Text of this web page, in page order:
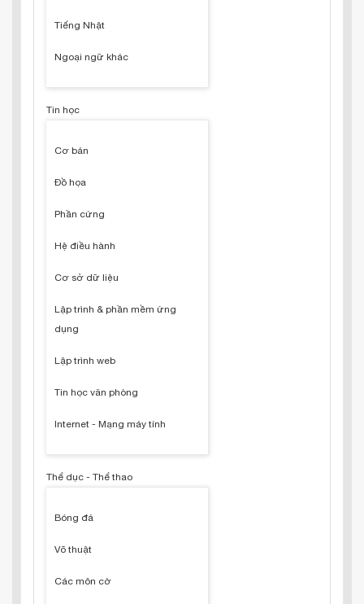
Tiếng Nhật
Ngoại ngữ khác
Tin học
Cơ bản
Đồ họa
Phần cứng
Hệ điều hành
Cơ sở dữ liệu
Lập trình & phần mềm ứng
dụng
Lập trình web
Tin học văn phòng
Internet - Mạng máy tính
Thể dục - Thể thao
Bóng đá
Võ thuật
Các môn cờ